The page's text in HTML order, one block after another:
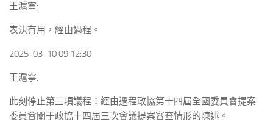
王滬寧:
表決有用，經由過程。
2025-03-10 09:12:30
王滬寧:
此刻停止第三項議程：經由過程政協第十四屆全國委員會提案
委員會關于政協十四屆三次會議提案審查情形的陳述。